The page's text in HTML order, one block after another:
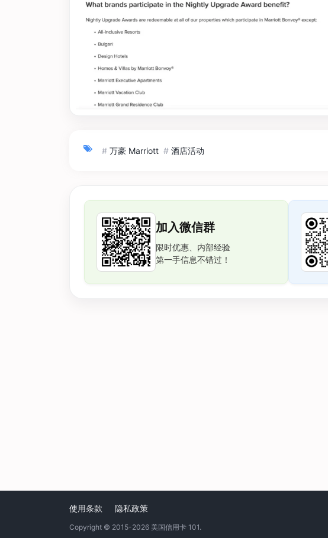
# 万豪 Marriott # 酒店活动
加入微信群
限时优惠、内部经验
第一手信息不错过！
使用条款 隐私政策
Copyright © 2015-2026 美国信用卡 101.